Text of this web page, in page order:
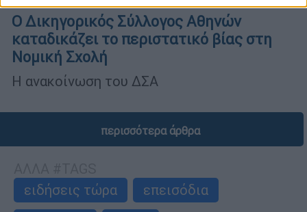
Ελλάδα|01.05.2025 21:55
Ο Δικηγορικός Σύλλογος Αθηνών
καταδικάζει το περιστατικό βίας στη
Νομική Σχολή
Η ανακοίνωση του ΔΣΑ
περισσότερα άρθρα
ειδήσεις τώρα
επεισόδια